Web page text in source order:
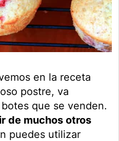
en la receta
postre, va
que se venden.
de muchos otros
puedes utilizar